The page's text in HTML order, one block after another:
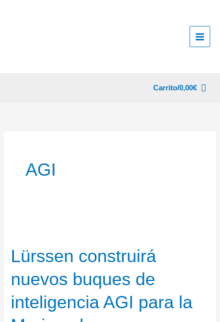
Carrito/0,00€
AGI
Lürssen construirá
nuevos buques de
inteligencia AGI para la